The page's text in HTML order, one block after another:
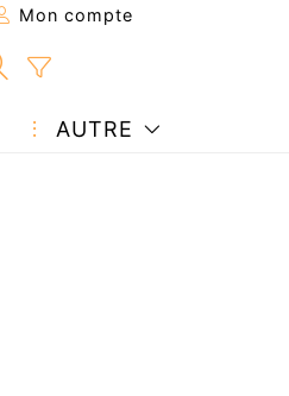
Mon compte
AUTRE